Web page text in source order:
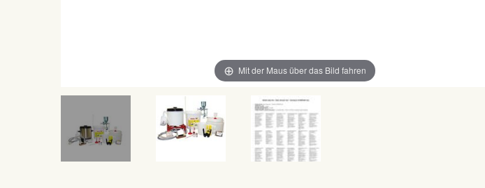
Mit der Maus über das Bild fahren